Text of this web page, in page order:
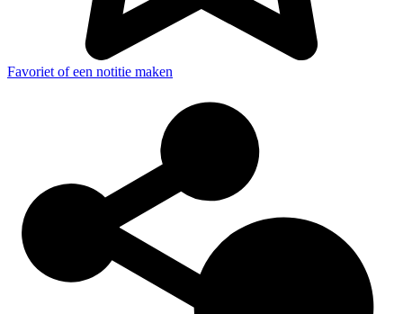
Favoriet of een notitie maken